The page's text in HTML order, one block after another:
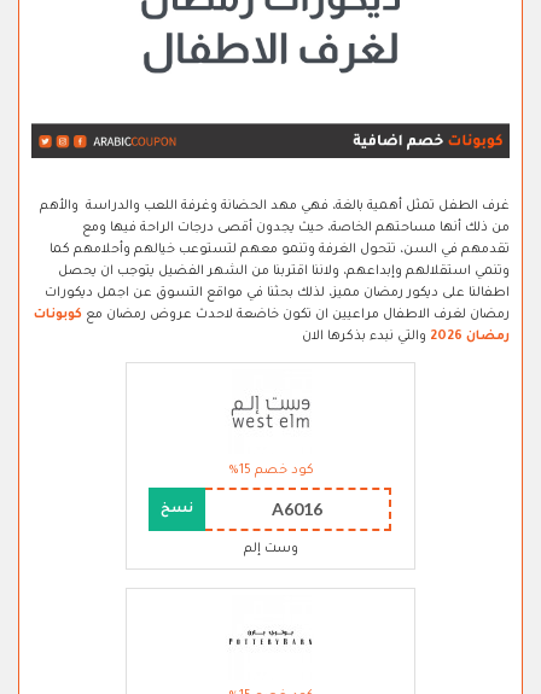
غرف الطفل تمثل أهمية بالغة، فهي مهد الحضانة وغرفة اللعب والدراسة والأهم
من ذلك أنها مساحتهم الخاصة، حيث يجدون أقصى درجات الراحة فيها ومع
تقدمهم في السن، تتحول الغرفة وتنمو معهم لتستوعب خيالهم وأحلامهم كما
وتنمي استقلالهم وإبداعهم، ولاننا اقتربنا من الشهر الفضيل يتوجب ان يحصل
اطفالنا على ديكور رمضان مميز، لذلك بحثنا في مواقع التسوق عن اجمل ديكورات
رمضان لغرف الاطفال مراعيين ان تكون خاضعة لاحدث عروض رمضان مع كوبونات
رمضان 2026
والتي نبدء بذكرها الان
كود خصم 15%
A6016 نسخ
وست إلم